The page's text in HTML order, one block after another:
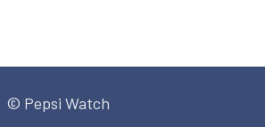
© Pepsi Watch